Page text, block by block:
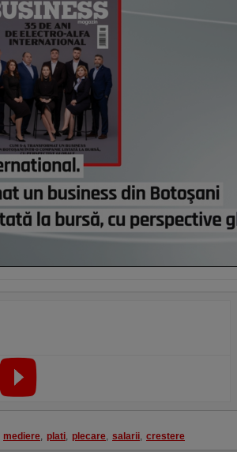
mediere, plati, plecare, salarii, crestere